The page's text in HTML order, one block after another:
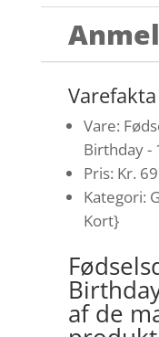
Varefakta
Vare:
Birthday -
Pris: Kr. 69
Kategori:
Kort}
af de